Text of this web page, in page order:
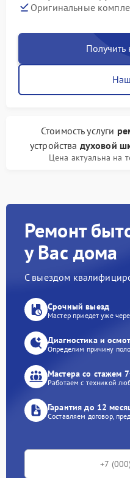
Оригинальные
Получить
Стоимость услуги
устройства духовой
Цена актуальна на
Ремонт
у Вас дома
С выездом
Срочный выезд
Мастер приедет уже
Диагностика и
Определим причину
Мастера со стажем
Работаем с техникой
Гарантия до 12
Составляем договор,